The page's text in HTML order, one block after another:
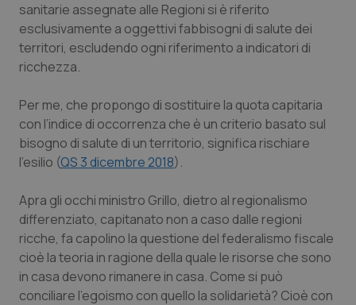
sanitarie assegnate alle Regioni si è riferito
esclusivamente a oggettivi fabbisogni di salute dei
territori, escludendo ogni riferimento a indicatori di
ricchezza.
Per me, che propongo di sostituire la quota capitaria
con l’indice di occorrenza che è un criterio basato sul
bisogno di salute di un territorio, significa rischiare
l’esilio (QS 3 dicembre 2018).
Apra gli occhi ministro Grillo, dietro al regionalismo
differenziato, capitanato non a caso dalle regioni
ricche, fa capolino la questione del federalismo fiscale
cioè la teoria in ragione della quale le risorse che sono
in casa devono rimanere in casa. Come si può
conciliare l’egoismo con quello la solidarietà? Cioè con
Google LLC
.quotidianosanita.it